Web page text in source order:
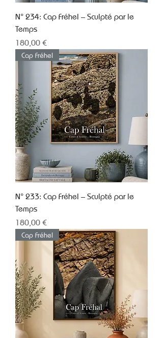
N° 234: Cap Fréhel – Sculpté par le
Temps
Prix
180,00 €
Cap Fréhel
N° 233: Cap Fréhel – Sculpté par le
Temps
Prix
180,00 €
Cap Fréhel